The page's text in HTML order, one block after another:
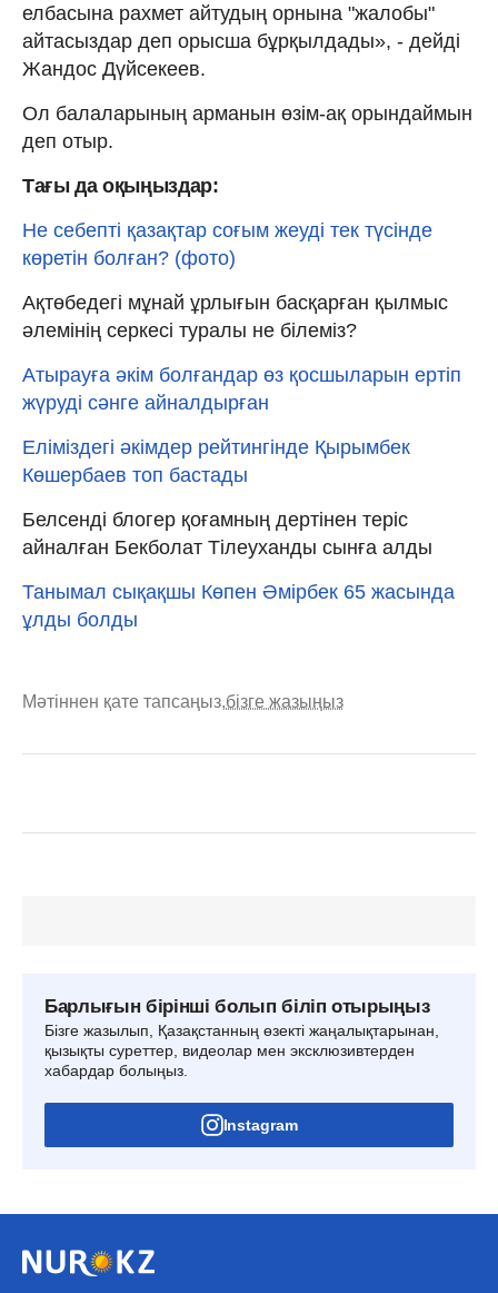
елбасына рахмет айтудың орнына "жалобы"
айтасыздар деп орысша бұрқылдады», - дейді
Жандос Дүйсекеев.
Ол балаларының арманын өзім-ақ орындаймын
деп отыр.
Тағы да оқыңыздар:
Не себепті қазақтар соғым жеуді тек түсінде
көретін болған? (фото)
Ақтөбедегі мұнай ұрлығын басқарған қылмыс
әлемінің серкесі туралы не білеміз?
Атырауға әкім болғандар өз қосшыларын ертіп
жүруді сәнге айналдырған
Еліміздегі әкімдер рейтингінде Қырымбек
Көшербаев топ бастады
Белсенді блогер қоғамның дертінен теріс
айналған Бекболат Тілеуханды сынға алды
Танымал сықақшы Көпен Әмірбек 65 жасында
ұлды болды
Мәтіннен қате тапсаңыз,бізге жазыңыз
Барлығын бірінші болып біліп отырыңыз
Бізге жазылып, Қазақстанның өзекті жаңалықтарынан,
қызықты суреттер, видеолар мен эксклюзивтерден
хабардар болыңыз.
Instagram